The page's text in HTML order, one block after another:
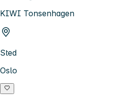
KIWI Tonsenhagen
Sted
Oslo